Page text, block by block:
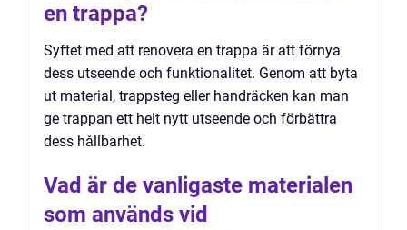
en trappa?
Syftet med att renovera en trappa är att förnya
dess utseende och funktionalitet. Genom att byta
ut material, trappsteg eller handräcken kan man
ge trappan ett helt nytt utseende och förbättra
dess hållbarhet.
Vad är de vanligaste materialen
som används vid